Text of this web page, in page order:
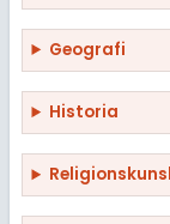
Geografi
Historia